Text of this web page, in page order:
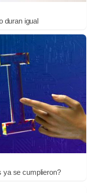
duran igual
ya se cumplieron?